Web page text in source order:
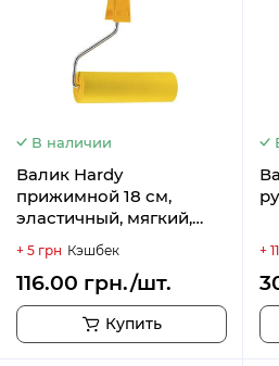
В наличии
Валик Hardy
прижимной 18 см,
эластичный, мягкий,
диаметр 50 мм, ручка
диаметр 6 мм
+ 5 грн Кэшбек
116.00 грн./шт.
Купить
+